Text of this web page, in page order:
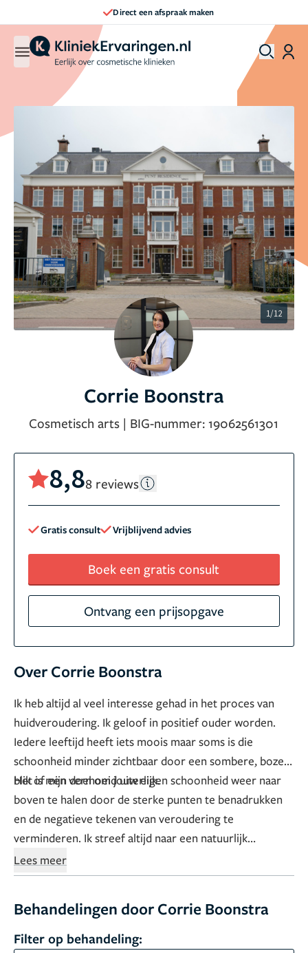
Direct een afspraak maken
1/12
Corrie Boonstra
Cosmetisch arts | BIG-nummer:19062561301
8,88 reviews
Gratis consult Vrijblijvend advies
Boek een gratis consult
Ontvang een prijsopgave
Over Corrie Boonstra
Ik heb altijd al veel interesse gehad in het proces van
huidveroudering. Ik geloof in positief ouder worden.
Iedere leeftijd heeft iets moois maar soms is die
schoonheid minder zichtbaar door een sombere, boze
blik of een vermoeid uiterlijk.
Het is mijn doel om jouw eigen schoonheid weer naar
boven te halen door de sterke punten te benadrukken
en de negatieve tekenen van veroudering te
verminderen. Ik streef altijd naar een natuurlijk
resultaat en neem graag de tijd om jouw wensen en
verwachtingen goed te bespreken.
Lees meer
Behandelingen door Corrie Boonstra
Filter op behandeling: